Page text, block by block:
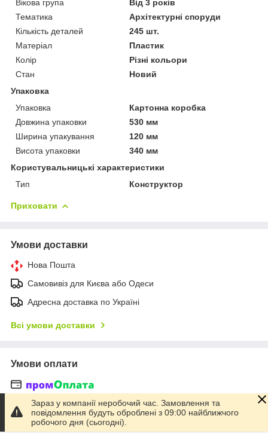
Вікова група
Від 3 років
Тематика
Архітектурні споруди
Кількість деталей
245 шт.
Матеріал
Пластик
Колір
Різні кольори
Стан
Новий
Упаковка
Упаковка
Картонна коробка
Довжина упаковки
530 мм
Ширина упакування
120 мм
Висота упаковки
340 мм
Користувальницькі характеристики
Тип
Конструктор
Приховати
Умови доставки
Нова Пошта
Самовивіз для Києва або Одеси
Адресна доставка по Україні
Всі умови доставки
Умови оплати
Ви отримаєте замовлення
або гроші повернуться на вашу картку
Детальніше
Зараз у компанії неробочий час. Замовлення та
повідомлення будуть оброблені з 09:00 найближчого
робочого дня (сьогодні).